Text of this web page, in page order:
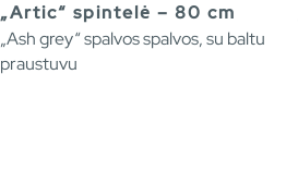
„Artic“ spintelė – 80 cm
„Ash grey“ spalvos spalvos, su baltu
praustuvu